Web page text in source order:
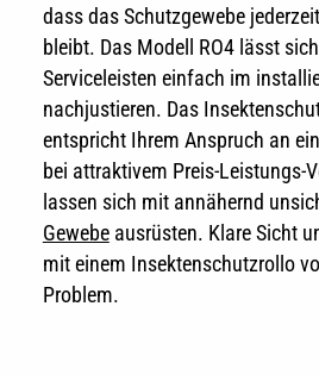
dass das Schutzgewebe
bleibt. Das Modell RO4 lässt
Serviceleisten einfach im
nachjustieren. Das
entspricht Ihrem Anspruch an
bei attraktivem Preis-Leistungs-
lassen sich mit annähernd
Gewebeausrüsten. Klare Sicht
mit einem Insektenschutzrollo
Problem.